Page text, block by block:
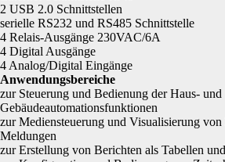
2 USB 2.0 Schnittstellen
serielle RS232 und RS485 Schnittstelle
4 Relais-Ausgänge 230VAC/6A
4 Digital Ausgänge
4 Analog/Digital Eingänge
Anwendungsbereiche
zur Steuerung und Bedienung der Haus- und
Gebäudeautomationsfunktionen
zur Mediensteuerung und Visualisierung
Meldungen
zur Erstellung von Berichten als Tabellen